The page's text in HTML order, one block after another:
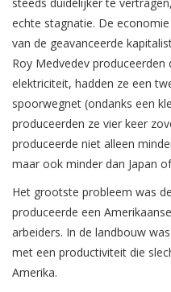
steeds duidelijker te
echte stagnatie. De
van de geavanceerde
Roy Medvedev produceerden
elektriciteit, hadden ze een
spoorwegnet (ondanks een
produceerden ze vier keer
produceerde niet alleen
maar ook minder dan Japan
Het grootste probleem was
produceerde een
arbeiders. In de landbouw
met een productiviteit die
Amerika.